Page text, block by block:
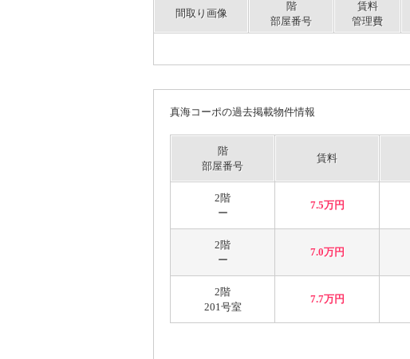
間取り画像
階
部屋番号
賃料
管理費
真海コーポの過去掲載物件情報
階
部屋番号
賃料
2階
ー
7.5万円
2階
ー
7.0万円
2階
201号室
7.7万円